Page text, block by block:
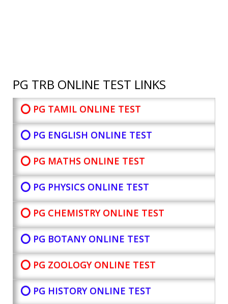
PG TRB ONLINE TEST LINKS
⭕ PG TAMIL ONLINE TEST
⭕ PG ENGLISH ONLINE TEST
⭕ PG MATHS ONLINE TEST
⭕ PG PHYSICS ONLINE TEST
⭕ PG CHEMISTRY ONLINE TEST
⭕ PG BOTANYONLINE TEST
⭕ PG ZOOLOGY ONLINE TEST
⭕ PG HISTORY ONLINE TEST